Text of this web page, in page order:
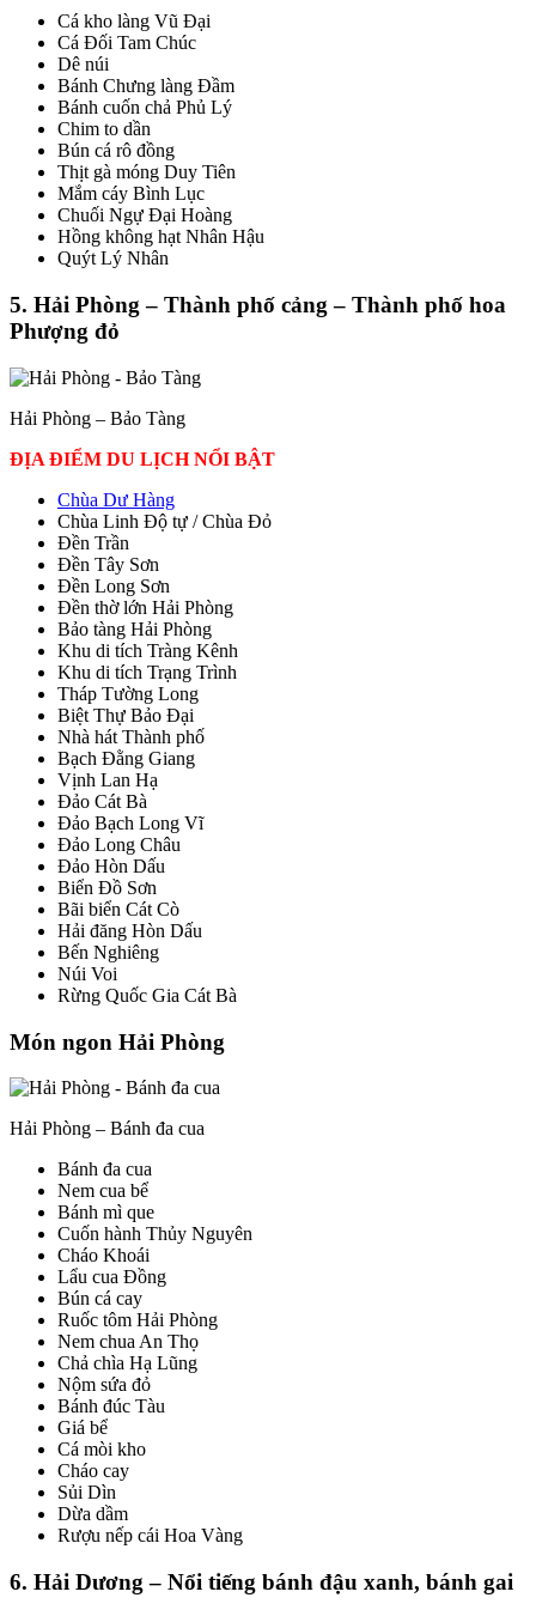
Cá kho làng Vũ Đại
Cá Đối Tam Chúc
Dê núi
Bánh Chưng làng Đầm
Bánh cuốn chả Phủ Lý
Chim to dần
Bún cá rô đồng
Thịt gà móng Duy Tiên
Mắm cáy Bình Lục
Chuối Ngự Đại Hoàng
Hồng không hạt Nhân Hậu
Quýt Lý Nhân
5. Hải Phòng – Thành phố cảng – Thành phố hoa
Phượng đỏ
Hải Phòng – Bảo Tàng
ĐỊA ĐIỂM DU LỊCH NỔI BẬT
Chùa Dư Hàng
Chùa Linh Độ tự / Chùa Đỏ
Đền Trần
Đền Tây Sơn
Đền Long Sơn
Đền thờ lớn Hải Phòng
Bảo tàng Hải Phòng
Khu di tích Tràng Kênh
Khu di tích Trạng Trình
Tháp Tường Long
Biệt Thự Bảo Đại
Nhà hát Thành phố
Bạch Đằng Giang
Vịnh Lan Hạ
Đảo Cát Bà
Đảo Bạch Long Vĩ
Đảo Long Châu
Đảo Hòn Dấu
Biển Đồ Sơn
Bãi biển Cát Cò
Hải đăng Hòn Dấu
Bến Nghiêng
Núi Voi
Rừng Quốc Gia Cát Bà
Món ngon Hải Phòng
Hải Phòng – Bánh đa cua
Bánh đa cua
Nem cua bể
Bánh mì que
Cuốn hành Thủy Nguyên
Cháo Khoái
Lẩu cua Đồng
Bún cá cay
Ruốc tôm Hải Phòng
Nem chua An Thọ
Chả chìa Hạ Lũng
Nộm sứa đỏ
Bánh đúc Tàu
Giá bể
Cá mòi kho
Cháo cay
Sủi Dìn
Dừa dầm
Rượu nếp cái Hoa Vàng
6. Hải Dương – Nổi tiếng bánh đậu xanh, bánh gai